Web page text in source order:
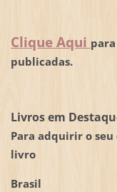
Clique Aqui
publicadas.
Livros em
Para adquirir o
livro
Brasil